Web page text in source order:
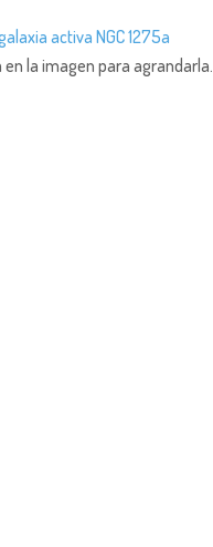
en la imagen para agrandarla.